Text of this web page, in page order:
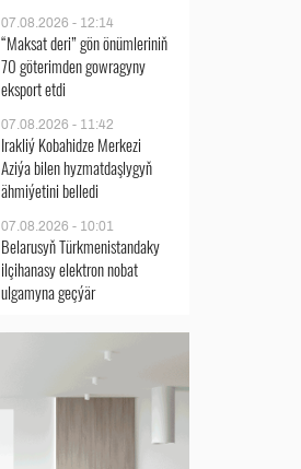
07.08.2026 - 12:14
“Maksat deri” gön önümleriniň
70 göterimden gowragyny
eksport etdi
07.08.2026 - 11:42
Irakliý Kobahidze Merkezi
Aziýa bilen hyzmatdaşlygyň
ähmiýetini belledi
07.08.2026 - 10:01
Belarusyň Türkmenistandaky
ilçihanasy elektron nobat
ulgamyna geçýär